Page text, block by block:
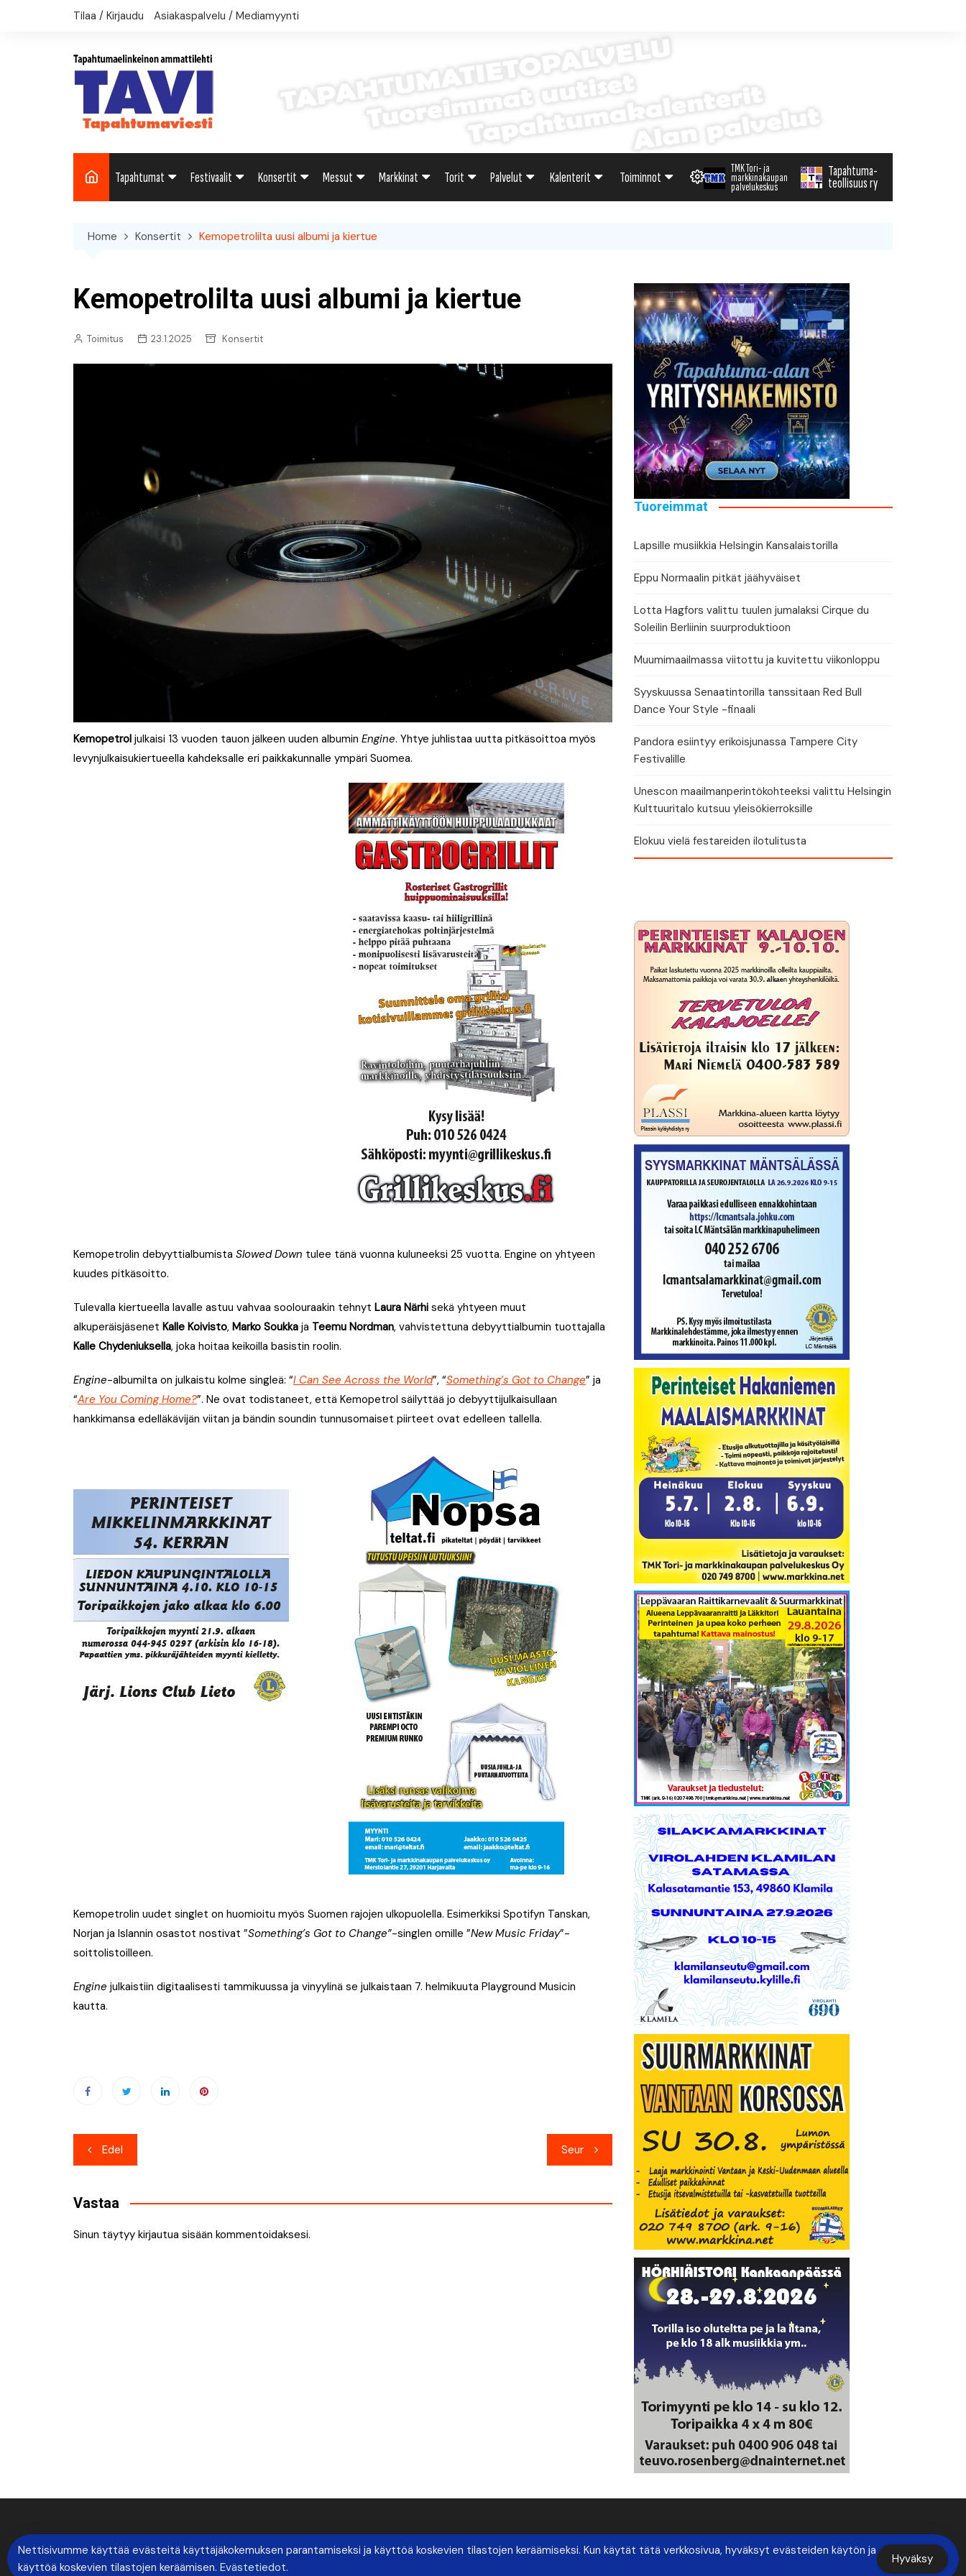
Tilaa / Kirjaudu Asiakaspalvelu / Mediamyynti
Tapahtumat
Uutiset: Matkailu
Festivaalit Konsertit Messut Markkinat Torit Palvelut Kalenterit
Torikalenteri
Moottoriurheilukalenteri
Ravikalenteri
Muut
Toiminnot
Torihaku
Lähetä tapahtuman tiedot
TMK Tori- ja
markkinakaupan
palvelukeskus
Tapahtuma-
teollisuus ry
Home Konsertit Kemopetrolilta uusi albumi ja kiertue
Kemopetrolilta uusi albumi ja kiertue
Toimitus 23.1.2025 Konsertit
Kemopetrol julkaisi 13 vuoden tauon jälkeen uuden albumin Engine. Yhtye juhlistaa uutta pitkäsoittoa myös
levynjulkaisukiertueella kahdeksalle eri paikkakunnalle ympäri Suomea.
Kemopetrolin debyyttialbumista Slowed Down tulee tänä vuonna kuluneeksi 25 vuotta. Engine on yhtyeen
kuudes pitkäsoitto.
Tulevalla kiertueella lavalle astuu vahvaa soolouraakin tehnyt Laura Närhi sekä yhtyeen muut
alkuperäisjäsenet Kalle Koivisto, Marko Soukka ja Teemu Nordman, vahvistettuna debyyttialbumin tuottajalla
Kalle Chydeniuksella, joka hoitaa keikoilla basistin roolin.
Engine-albumilta on julkaistu kolme singleä: “I Can See Across the World”, “Something’s Got to Change” ja
“Are You Coming Home?”. Ne ovat todistaneet, että Kemopetrol säilyttää jo debyyttijulkaisullaan
hankkimansa edelläkävijän viitan ja bändin soundin tunnusomaiset piirteet ovat edelleen tallella.
Kemopetrolin uudet singlet on huomioitu myös Suomen rajojen ulkopuolella. Esimerkiksi Spotifyn Tanskan,
Norjan ja Islannin osastot nostivat ”Something’s Got to Change”-singlen omille ”New Music Friday”-
soittolistoilleen.
Engine julkaistiin digitaalisesti tammikuussa ja vinyylinä se julkaistaan 7. helmikuuta Playground Musicin
kautta.
Artikkelien
selaus
Edel Seur
Vastaa
Sinun täytyy kirjautua sisään kommentoidaksesi.
Tuoreimmat
Lapsille musiikkia Helsingin Kansalaistorilla
Eppu Normaalin pitkät jäähyväiset
Lotta Hagfors valittu tuulen jumalaksi Cirque du
Soleilin Berliinin suurproduktioon
Muumimaailmassa viitottu ja kuvitettu viikonloppu
Syyskuussa Senaatintorilla tanssitaan Red Bull
Dance Your Style -finaali
Pandora esiintyy erikoisjunassa Tampere City
Festivalille
Unescon maailmanperintökohteeksi valittu Helsingin
Kulttuuritalo kutsuu yleisökierroksille
Elokuu vielä festareiden ilotulitusta
Nettisivumme käyttää evästeitä käyttäjäkokemuksen parantamiseksi ja käyttöä koskevien tilastojen keräämiseksi. Kun käytät tätä verkkosivua, hyväksyt evästeiden käytön ja
käyttöä koskevien tilastojen keräämisen. Evästetiedot.
Hyväksy